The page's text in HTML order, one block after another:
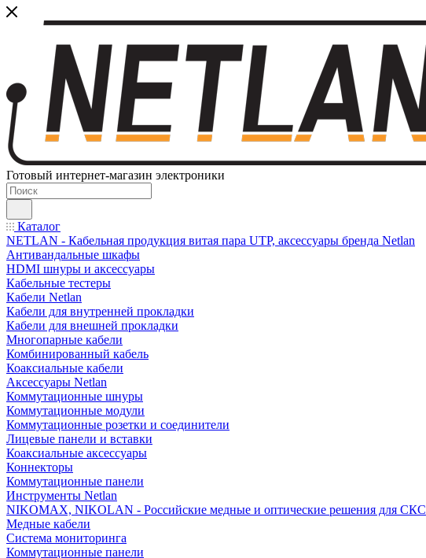
Готовый интернет-магазин электроники
Каталог
NETLAN - Кабельная продукция витая пара UTP, аксессуары бренда Netlan
Антивандальные шкафы
HDMI шнуры и аксессуары
Кабельные тестеры
Кабели Netlan
Кабели для внутренней прокладки
Кабели для внешней прокладки
Многопарные кабели
Комбинированный кабель
Коаксиальные кабели
Аксессуары Netlan
Коммутационные шнуры
Коммутационные модули
Коммутационные розетки и соединители
Лицевые панели и вставки
Коаксиальные аксессуары
Коннекторы
Коммутационные панели
Инструменты Netlan
NIKOMAX, NIKOLAN - Российские медные и оптические решения для СКС
Медные кабели
Система мониторинга
Коммутационные панели